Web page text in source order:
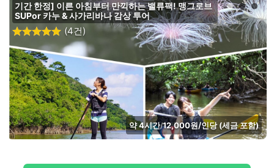
기간 한정] 이른 아침부터 만끽하는 밸류팩! 맹그로브
SUPor 카누 & 사가리바나 감상 투어
(4건)
약 4시간/12,000원/인당 (세금 포함)